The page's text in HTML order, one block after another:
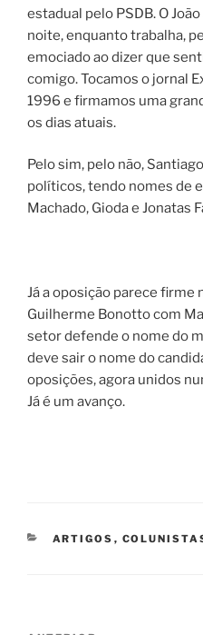
estadual pelo PSDB. O
noite, enquanto trabalha,
emociado ao dizer que
comigo. Tocamos o jornal
1996 e firmamos uma
os dias atuais.
Pelo sim, pelo não,
políticos, tendo nomes de
Machado, Gioda e Jonatas
Já a oposição parece firme
Guilherme Bonotto com
setor defende o nome do
deve sair o nome do
oposições, agora unidos
Já é um avanço.
CATEGORIAS
ARTIGOS ,
Navegação